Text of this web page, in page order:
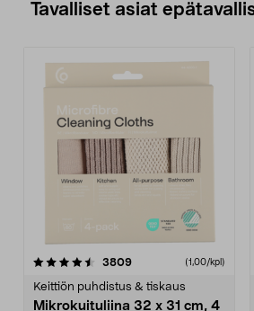
Tavalliset asiat
3809arvostelut (1,00/kpl)
Keittiön puhdistus & tiskaus
Mikrokuituliina 32 x 31 cm, 4
4.5viidestä